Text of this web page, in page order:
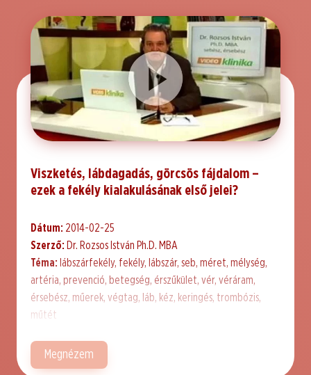
Viszketés, lábdagadás, görcsös fájdalom –
ezek a fekély kialakulásának első jelei?
Dátum: 2014-02-25
Szerző: Dr. Rozsos István Ph.D. MBA
Téma: lábszárfekély, fekély, lábszár, seb, méret, mélység,
artéria, prevenció, betegség, érszűkület, vér, véráram,
érsebész, műerek, végtag, láb, kéz, keringés, trombózis,
műtét
Megnézem